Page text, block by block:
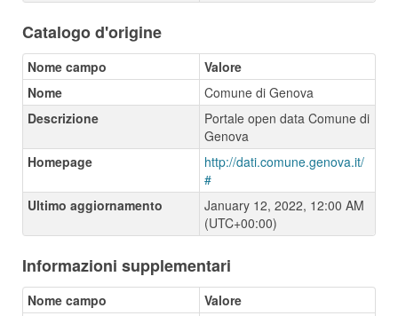
Catalogo d'origine
Nome campo
Valore
Nome
Comune di Genova
Descrizione
Portale open data Comune di
Genova
Homepage
http://dati.comune.genova.it/
#
Ultimo aggiornamento
January 12, 2022, 12:00 AM
(UTC+00:00)
Informazioni supplementari
Nome campo
Valore